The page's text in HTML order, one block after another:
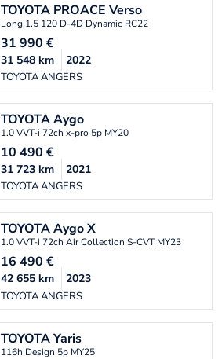
TOYOTA PROACE Verso
Long 1.5 120 D-4D Dynamic RC22
31 990 €
TOYOTA ANGERS
31 548 km 2022
TOYOTAAygo
1.0 VVT-i 72ch x-pro 5p MY20
10 490 €
TOYOTA ANGERS
31 723 km 2021
TOYOTAAygo X
1.0 VVT-i 72ch Air Collection S-CVT MY23
16 490 €
TOYOTA ANGERS
42 655 km 2023
TOYOTAYaris
116h Design 5p MY25